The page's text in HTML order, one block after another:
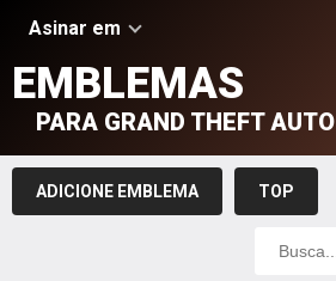
Asinar em
EMBLEMAS
PARA GRAND THEFT AUTO
ADICIONE EMBLEMA TOP